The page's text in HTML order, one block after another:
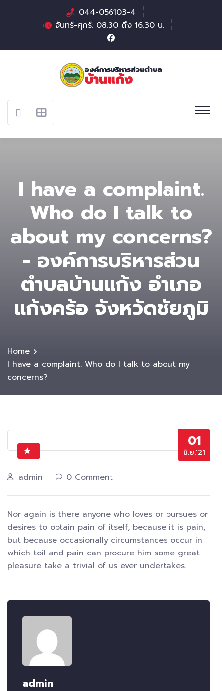
044-056103-4
จันทร์-ศุกร์: 08.30 ถึง 16.30 น.
I have a complaint.
Who do I talk to
about my concerns?
- องค์การบริหารส่วน
ตําบลบ้านแก้ง อำเภอ
แก้งคร้อ จังหวัดชัยภูมิ
Home
I have a complaint. Who do I talk to about my
concerns?
01
มิ.ย.’21
admin 0 Comment
Nor again is there anyone who loves or pursues or
desires to obtain pain of itself, because it is pain,
but because occasionally circumstances occur in
which toil and pain can procure him some great
pleasure take a trivial of us ever undertakes.
admin